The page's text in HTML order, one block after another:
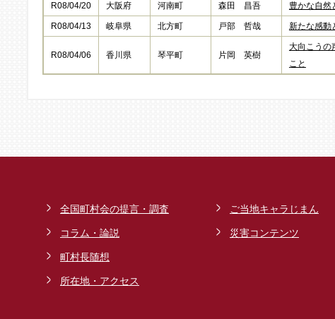
R08/04/20 大阪府 河南町 森田 昌吾 豊かな自然
R08/04/13 岐阜県 北方町​ 戸部 哲哉 新たな感動
R08/04/06 香川県 琴平町​ 片岡 英樹
大向こうの
こと
全国町村会の提言・調査
コラム・論説
町村長随想
所在地・アクセス
ご当地キャラじまん
災害コンテンツ